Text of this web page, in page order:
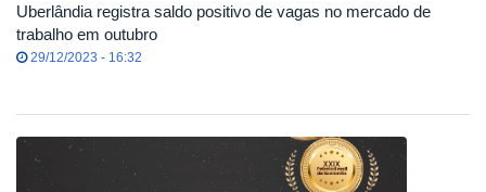
Uberlândia registra saldo positivo de vagas no mercado de
trabalho em outubro
29/12/2023 - 16:32